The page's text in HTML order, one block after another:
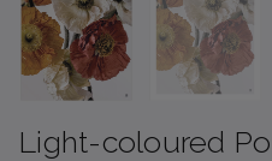
Light-coloured